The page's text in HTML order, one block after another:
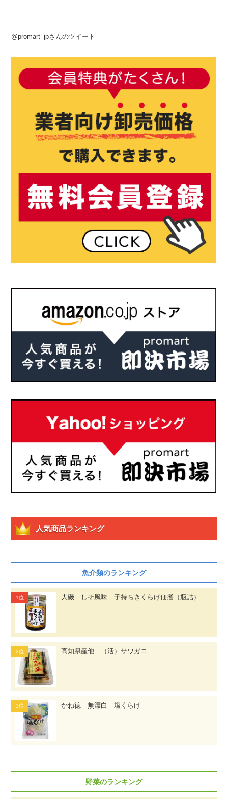
@promart_jpさんのツイート
人気商品ランキング
魚介類のランキング
大磯 しそ風味 子持ちきくらげ佃煮（瓶詰）
高知県産他 （活）サワガニ
かね徳 無漂白 塩くらげ
野菜のランキング